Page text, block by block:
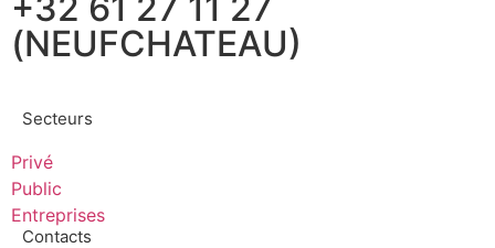
(NEUFCHATEAU)
Secteurs
Privé
Public
Entreprises
Contacts